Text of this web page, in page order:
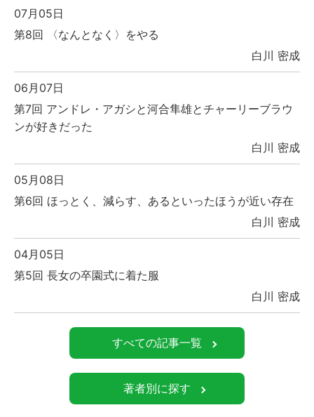
07月05日
第8回 〈なんとなく〉をやる
白川 密成
06月07日
第7回 アンドレ・アガシと河合隼雄とチャーリーブラウ
ンが好きだった
白川 密成
05月08日
第6回 ほっとく、減らす、あるといったほうが近い存在
白川 密成
04月05日
第5回 長女の卒園式に着た服
白川 密成
すべての記事一覧
著者別に探す